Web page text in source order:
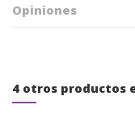
Opiniones
4 otros productos